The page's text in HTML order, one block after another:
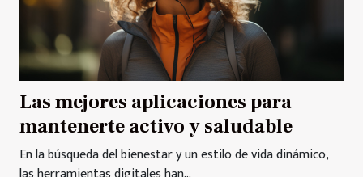
Las mejores aplicaciones para
mantenerte activo y saludable
En la búsqueda del bienestar y un estilo de vida dinámico,